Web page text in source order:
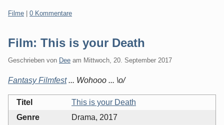
Kategorien:
Filme 0 Kommentare
Film: This is your Death
Geschrieben von Dee am Mittwoch, 20. September 2017
Fantasy Filmfest... Wohooo ... \o/
Titel
This is your Death
Genre
Drama, 2017